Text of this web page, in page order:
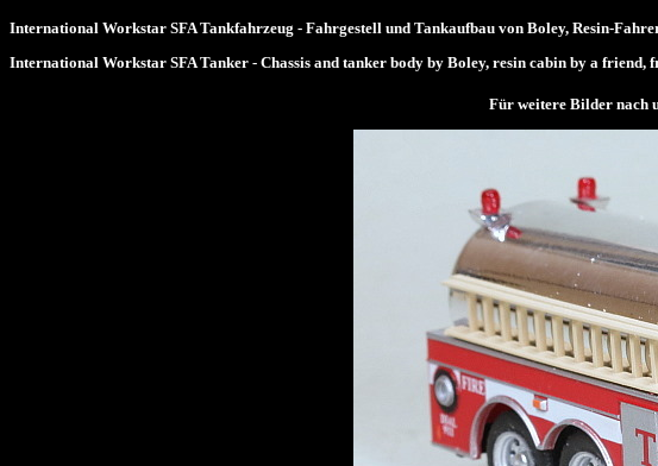
International Workstar SFA Tankfahrzeug - Fahrgestell und Tankaufbau von Boley, Resin-
International Workstar SFA Tanker - Chassis and tanker body by Boley, resin cabin by a
Für weitere Bilder